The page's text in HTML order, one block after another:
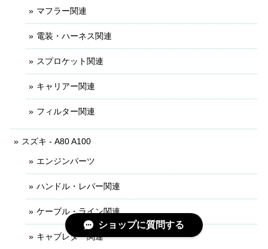
マフラー関連
電装・ハーネス関連
スプロケット関連
キャリアー関連
フィルター関連
スズキ - A80 A100
エンジンパーツ
ハンドル・レバー関連
ケーブル・ライン関連
キャブレター関連
ショップに質問する